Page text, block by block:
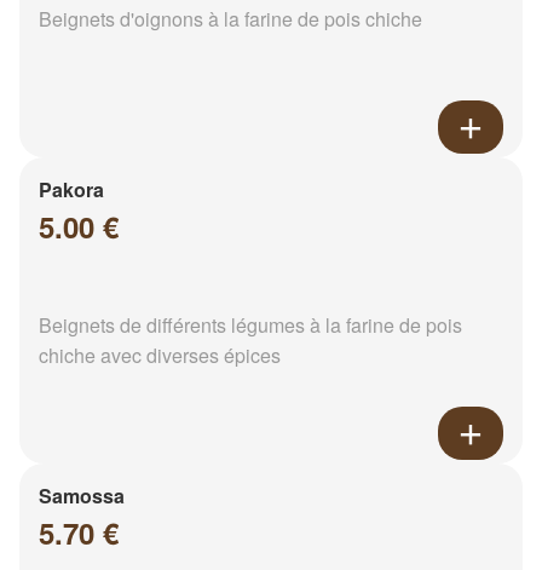
Beignets d'oignons à la farine de pois chiche
Pakora
5.00 €
Beignets de différents légumes à la farine de pois
chiche avec diverses épices
Samossa
5.70 €